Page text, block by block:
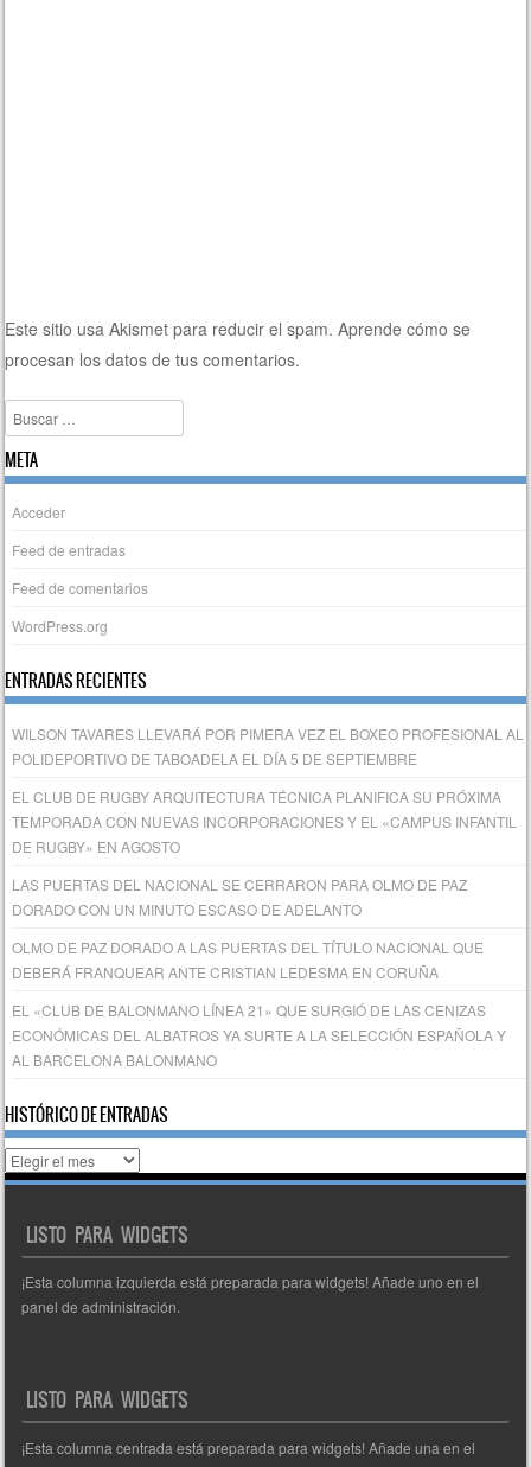
Este sitio usa Akismet para reducir el spam.Aprende cómo se
procesan los datos de tus comentarios.
Buscar
META
Acceder
Feed de entradas
Feed de comentarios
WordPress.org
ENTRADAS RECIENTES
WILSON TAVARES LLEVARÁ POR PIMERA VEZ EL BOXEO PROFESIONAL AL
POLIDEPORTIVO DE TABOADELA EL DÍA 5 DE SEPTIEMBRE
EL CLUB DE RUGBY ARQUITECTURA TÉCNICA PLANIFICA SU PRÓXIMA
TEMPORADA CON NUEVAS INCORPORACIONES Y EL «CAMPUS INFANTIL
DE RUGBY» EN AGOSTO
LAS PUERTAS DEL NACIONAL SE CERRARON PARA OLMO DE PAZ
DORADO CON UN MINUTO ESCASO DE ADELANTO
OLMO DE PAZ DORADO A LAS PUERTAS DEL TÍTULO NACIONAL QUE
DEBERÁ FRANQUEAR ANTE CRISTIAN LEDESMA EN CORUÑA
EL «CLUB DE BALONMANO LÍNEA 21» QUE SURGIÓ DE LAS CENIZAS
ECONÓMICAS DEL ALBATROS YA SURTE A LA SELECCIÓN ESPAÑOLA Y
AL BARCELONA BALONMANO
HISTÓRICO DE ENTRADAS
Histórico
de
LISTO PARA WIDGETS
¡Esta columna izquierda está preparada para widgets! Añade uno en el
panel de administración.
LISTO PARA WIDGETS
¡Esta columna centrada está preparada para widgets! Añade una en el